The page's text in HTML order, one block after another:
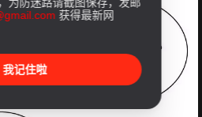
获得最新网
我记住啦